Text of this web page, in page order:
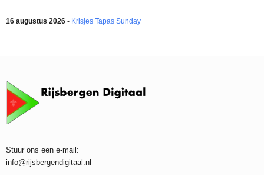
16 augustus 2026 - Krisjes Tapas Sunday
Stuur ons een e-mail:
info@rijsbergendigitaal.nl